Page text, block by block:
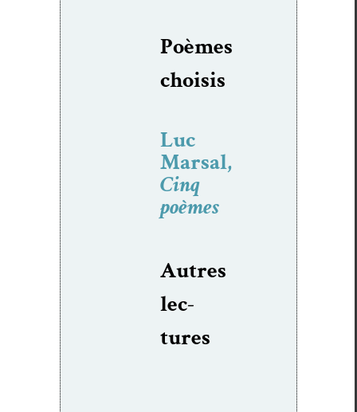
Poèmes
choi­sis
Luc
Marsal,
Cinq
poèmes
Autres
lec­
tures